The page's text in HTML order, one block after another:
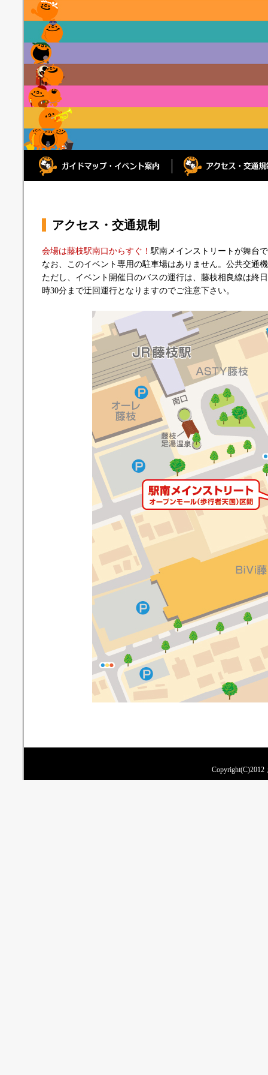
アクセス・交通規制
会場は藤枝駅南口からすぐ！駅南メインストリートが舞台
なお、このイベント専用の駐車場はありません。公共交通
ただし、イベント開催日のバスの運行は、藤枝相良線は終
時30分まで迂回運行となりますのでご注意下さい。
Copyright(C)2012